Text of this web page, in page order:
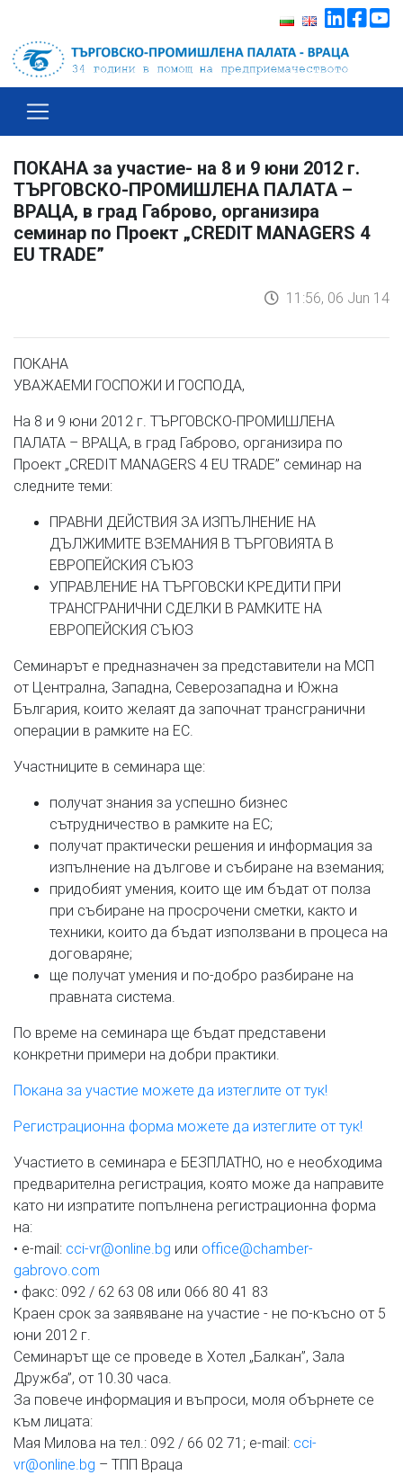
ПОКАНА за участие- на 8 и 9 юни 2012 г.
ТЪРГОВСКО-ПРОМИШЛЕНA ПАЛАТА –
ВРАЦА, в град Габрово, организира
семинар по Проект „CREDIT MANAGERS 4
EU TRADE”
11:56, 06 Jun 14
ПОКАНА
УВАЖАЕМИ ГОСПОЖИ И ГОСПОДА,
На 8 и 9 юни 2012 г. ТЪРГОВСКО-ПРОМИШЛЕНA
ПАЛАТА – ВРАЦА, в град Габрово, организира по
Проект „CREDIT MANAGERS 4 EU TRADE” семинар на
следните теми:
ПРАВНИ ДЕЙСТВИЯ ЗА ИЗПЪЛНЕНИЕ НА
ДЪЛЖИМИТЕ ВЗЕМАНИЯ В ТЪРГОВИЯТА В
ЕВРОПЕЙСКИЯ СЪЮЗ
УПРАВЛЕНИЕ НА ТЪРГОВСКИ КРЕДИТИ ПРИ
ТРАНСГРАНИЧНИ СДЕЛКИ В РАМКИТЕ НА
ЕВРОПЕЙСКИЯ СЪЮЗ
Семинарът е предназначен за представители на МСП
от Централна, Западна, Северозападна и Южна
България, които желаят да започнат трансгранични
операции в рамките на ЕС.
Участниците в семинара ще:
получат знания за успешно бизнес
сътрудничество в рамките на ЕС;
получат практически решения и информация за
изпълнение на дългове и събиране на вземания;
придобият умения, които ще им бъдат от полза
при събиране на просрочени сметки, както и
техники, които да бъдат използвани в процеса на
договаряне;
ще получат умения и по-добро разбиране на
правната система.
По време на семинара ще бъдат представени
конкретни примери на добри практики.
Покана за участие можете да изтеглите от тук!
Регистрационна форма можете да изтеглите от тук!
Участието в семинара е БЕЗПЛАТНО, но е необходима
предварителна регистрация, която може да направите
като ни изпратите попълнена регистрационна форма
на:
• e-mail: cci-vr@online.bg или office@chamber-
gabrovo.com
• факс: 092 / 62 63 08 или 066 80 41 83
Краен срок за заявяване на участие - не по-късно от 5
юни 2012 г.
Семинарът ще се проведе в Хотел „Балкан”, Зала
Дружба”, от 10.30 часа.
За повече информация и въпроси, моля обърнете се
към лицата:
Мая Милова на тел.: 092 / 66 02 71; e-mail: cci-
vr@online.bg – ТПП Враца